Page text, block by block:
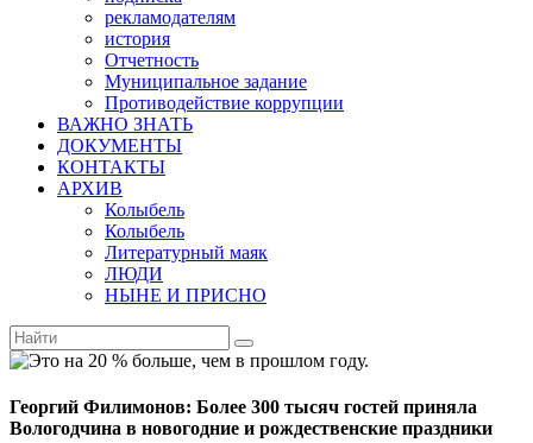
рекламодателям
история
Отчетность
Муниципальное задание
Противодействие коррупции
ВАЖНО ЗНАТЬ
ДОКУМЕНТЫ
КОНТАКТЫ
АРХИВ
Колыбель
Колыбель
Литературный маяк
ЛЮДИ
НЫНЕ И ПРИСНО
Георгий Филимонов: Более 300 тысяч гостей приняла
Вологодчина в новогодние и рождественские праздники